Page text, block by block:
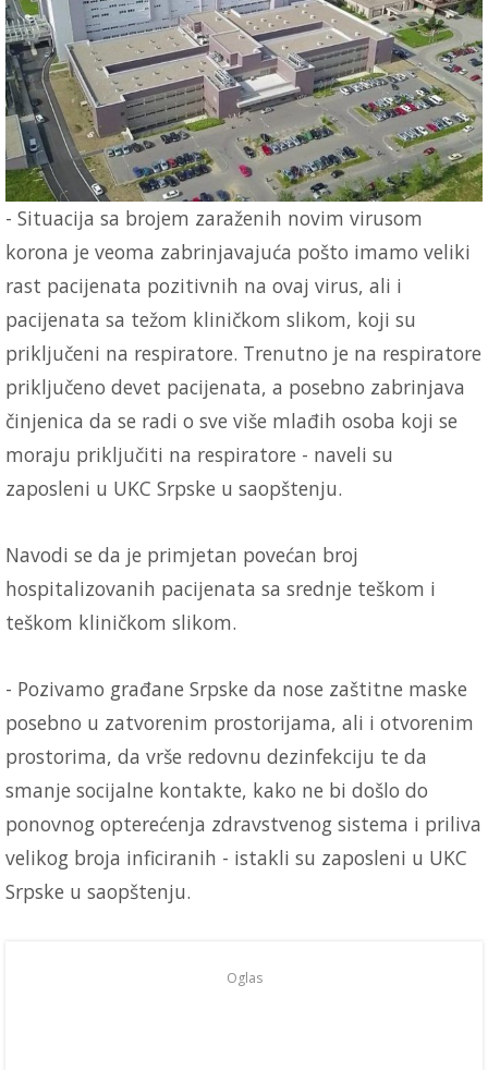
- Situacija sa brojem zaraženih novim virusom
korona je veoma zabrinjavajuća pošto imamo veliki
rast pacijenata pozitivnih na ovaj virus, ali i
pacijenata sa težom kliničkom slikom, koji su
priključeni na respiratore. Trenutno je na respiratore
priključeno devet pacijenata, a posebno zabrinjava
činjenica da se radi o sve više mlađih osoba koji se
moraju priključiti na respiratore - naveli su
zaposleni u UKC Srpske u saopštenju.
Navodi se da je primjetan povećan broj
hospitalizovanih pacijenata sa srednje teškom i
teškom kliničkom slikom.
- Pozivamo građane Srpske da nose zaštitne maske
posebno u zatvorenim prostorijama, ali i otvorenim
prostorima, da vrše redovnu dezinfekciju te da
smanje socijalne kontakte, kako ne bi došlo do
ponovnog opterećenja zdravstvenog sistema i priliva
velikog broja inficiranih - istakli su zaposleni u UKC
Srpske u saopštenju.
Oglas